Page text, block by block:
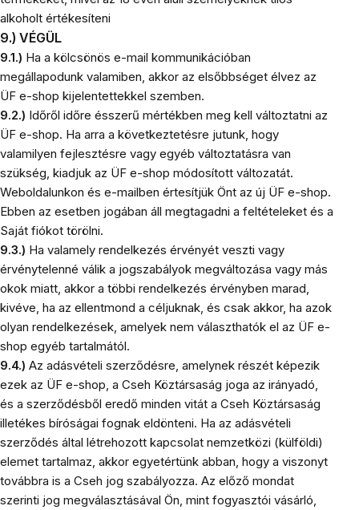
alkoholt értékesíteni
9.) VÉGÜL
9.1.) Ha a kölcsönös e-mail kommunikációban
megállapodunk valamiben, akkor az elsőbbséget élvez az
ÜF e-shop kijelentettekkel szemben.
9.2.) Időről időre ésszerű mértékben meg kell változtatni az
ÜF e-shop. Ha arra a következtetésre jutunk, hogy
valamilyen fejlesztésre vagy egyéb változtatásra van
szükség, kiadjuk az ÜF e-shop módosított változatát.
Weboldalunkon és e-mailben értesítjük Önt az új ÜF e-shop.
Ebben az esetben jogában áll megtagadni a feltételeket és a
Saját fiókot törölni.
9.3.) Ha valamely rendelkezés érvényét veszti vagy
érvénytelenné válik a jogszabályok megváltozása vagy más
okok miatt, akkor a többi rendelkezés érvényben marad,
kivéve, ha az ellentmond a céljuknak, és csak akkor, ha azok
olyan rendelkezések, amelyek nem választhatók el az ÜF e-
shop egyéb tartalmától.
9.4.) Az adásvételi szerződésre, amelynek részét képezik
ezek az ÜF e-shop, a Cseh Köztársaság joga az irányadó,
és a szerződésből eredő minden vitát a Cseh Köztársaság
illetékes bíróságai fognak eldönteni. Ha az adásvételi
szerződés által létrehozott kapcsolat nemzetközi (külföldi)
elemet tartalmaz, akkor egyetértünk abban, hogy a viszonyt
továbbra is a Cseh jog szabályozza. Az előző mondat
szerinti jog megválasztásával Ön, mint fogyasztói vásárló,